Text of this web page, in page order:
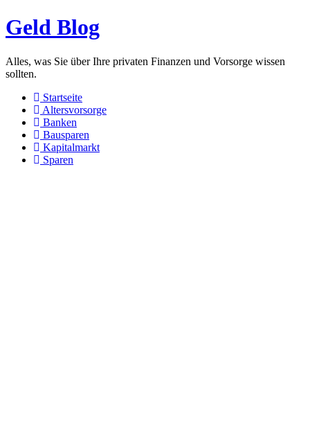
Geld Blog
Alles, was Sie über Ihre privaten Finanzen und Vorsorge wissen
sollten.
Startseite
Altersvorsorge
Banken
Bausparen
Kapitalmarkt
Sparen